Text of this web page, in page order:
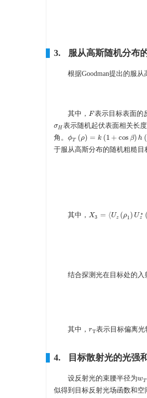
3. 服从高斯随机分布
根据Goodman提出的服
其中， F
F 表示目标表面的
σH
σH表示随机起伏表面相关长度
角。 ϕT (ρ) = k (1 + cos β) h (
ϕT( ρ)= k(1 + cos β) h(ρ)
于服从高斯分布的随机粗糙目
其中， X3 = ⟨Uz (ρ1 ) U ∗
z (
X3 =⟨U z(ρ1)Uz∗(ρ 2
结合探测光在目标处的入
其中， rT
rT表示目标偏离
4. 目标散射光的光强
设反射光的束腰半径为wT
wT
似得到目标反射光场函数和空